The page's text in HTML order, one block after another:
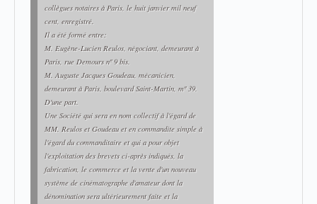
collègues notaires à Paris, le huit janvier mil neuf
cent, enregistré.
Il a été formé entre:
M. Eugène-Lucien Reulos, négociant, demeurant à
Paris, rue Demours nº 9 bis.
M. Auguste Jacques Goudeau, mécanicien,
demeurant à Paris, boulevard Saint-Martin, mº 39.
D'une part.
Une Société qui sera en nom collectif à l'égard de
MM. Reulos et Goudeau et en commandite simple à
l'égard du commanditaire et qui a pour objet
l'exploitation des brevets ci-après indiqués, la
fabrication, le commerce et la vente d'un nouveau
système de cinématographe d'amateur dont la
dénomination sera ultérieurement faite et la